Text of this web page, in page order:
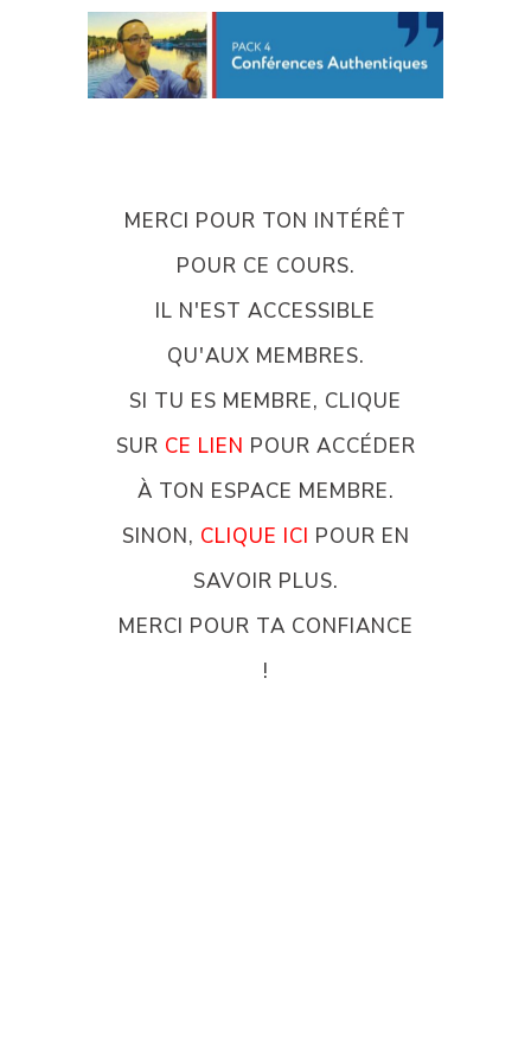
MERCI POUR TON INTÉRÊT
POUR CE COURS.
IL N'EST ACCESSIBLE
QU'AUX MEMBRES.
SI TU ES MEMBRE, CLIQUE
SUR CE LIEN POUR ACCÉDER
À TON ESPACE MEMBRE.
SINON, CLIQUE ICI POUR EN
SAVOIR PLUS.
MERCI POUR TA CONFIANCE
!